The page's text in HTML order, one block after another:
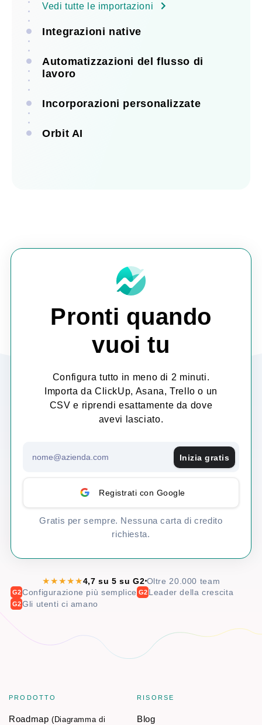
Vedi tutte le importazioni
Integrazioni native
Automatizzazioni del flusso di
lavoro
Incorporazioni personalizzate
Orbit AI
Pronti quando
vuoi tu
Configura tutto in meno di 2 minuti.
Importa da ClickUp, Asana, Trello o un
CSV e riprendi esattamente da dove
avevi lasciato.
Inizia gratis
Registrati con Google
Gratis per sempre. Nessuna carta di credito
richiesta.
★★★★★4,7 su 5 su G2 Oltre 20.000 team
G2 Configurazione più semplice G2 Leader della crescita
G2 Gli utenti ci amano
PRODOTTO
Roadmap(Diagramma di
RISORSE
Blog